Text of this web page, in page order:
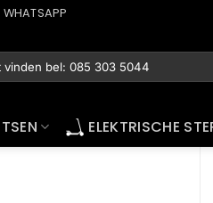
WHATSAPP
ELEKTRISCHE